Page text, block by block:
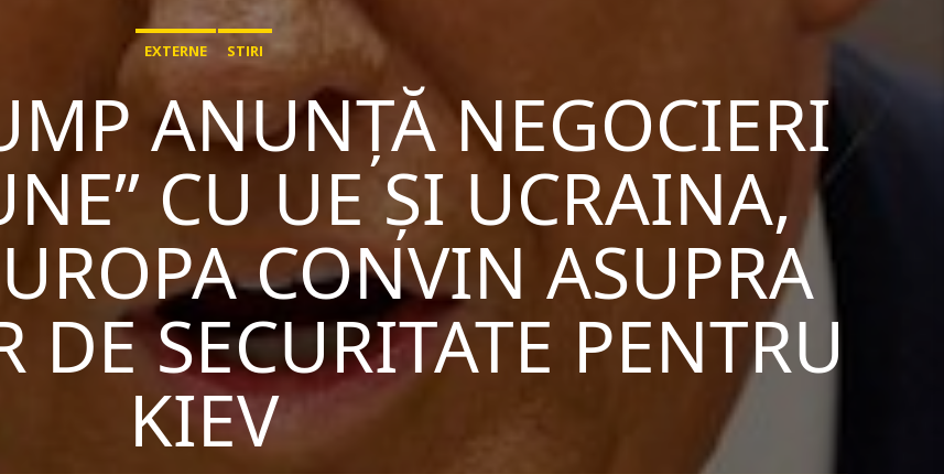
EXTERNE STIRI
ANUNȚĂ NEGOCIERI
CU UE ȘI UCRAINA,
CONVIN ASUPRA
SECURITATE PENTRU
KIEV